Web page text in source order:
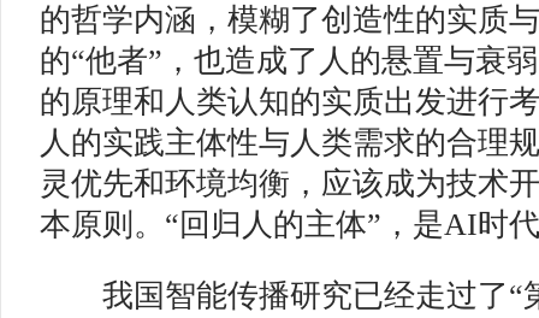
的哲学内涵，模糊了创造性的实质
的“他者”，也造成了人的悬置与衰
的原理和人类认知的实质出发进行
人的实践主体性与人类需求的合理
灵优先和环境均衡，应该成为技术
本原则。“回归人的主体”，是AI时
我国智能传播研究已经走过了“